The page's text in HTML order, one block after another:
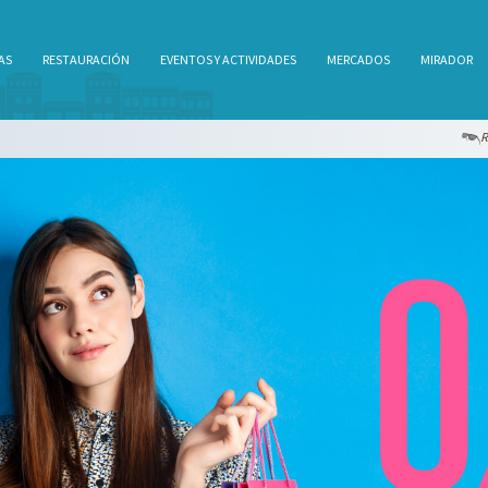
RESTAURACIÓN EVENTOS Y ACTIVIDADES MERCADOS MIRADOR
REBAJAS